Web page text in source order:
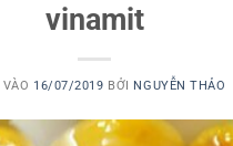
vinamit
16/07/2019 BỞI NGUYỄN THẢO